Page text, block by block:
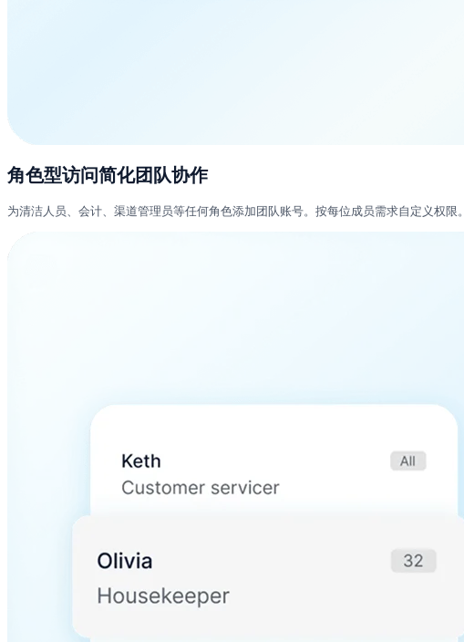
角色型访问简化团队协作
为清洁人员、会计、渠道管理员等任何角色添加团队账号。按每位成员需求自定义权限。